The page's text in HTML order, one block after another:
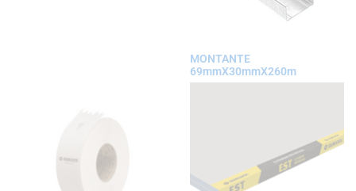
MONTANTE
69mmX30mmX260m